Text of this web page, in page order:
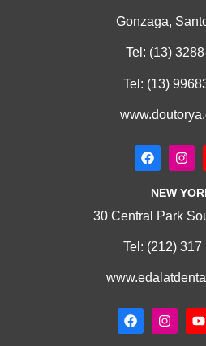
Gonzaga,
Tel: (13)
Tel: (13)
NEW
30 Central Park
Tel: (212) 317